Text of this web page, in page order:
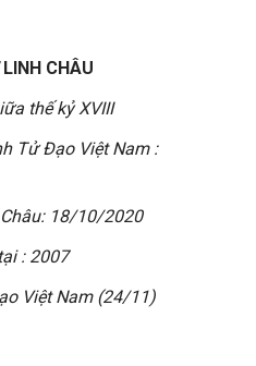
CHÂU
thế kỷ XVIII
Tử Đạo Việt Nam :
18/10/2020
: 2007
Việt Nam (24/11)